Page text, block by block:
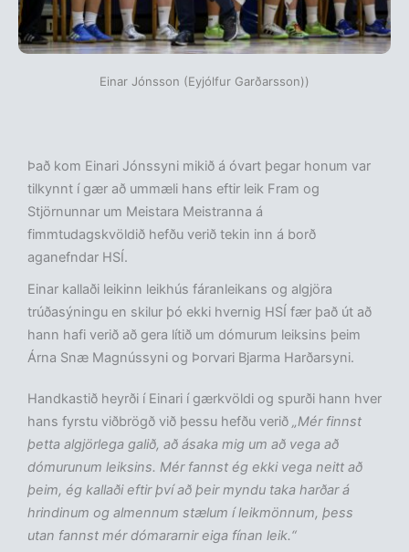
Einar Jónsson (Eyjólfur Garðarsson))
Það kom Einari Jónssyni mikið á óvart þegar honum var
tilkynnt í gær að ummæli hans eftir leik Fram og
Stjörnunnar um Meistara Meistranna á
fimmtudagskvöldið hefðu verið tekin inn á borð
aganefndar HSÍ.
Einar kallaði leikinn leikhús fáranleikans og algjöra
trúðasýningu en skilur þó ekki hvernig HSÍ fær það út að
hann hafi verið að gera lítið um dómurum leiksins þeim
Árna Snæ Magnússyni og Þorvari Bjarma Harðarsyni.
Handkastið heyrði í Einari í gærkvöldi og spurði hann hver
hans fyrstu viðbrögð við þessu hefðu verið „Mér finnst
þetta algjörlega galið, að ásaka mig um að vega að
dómurunum leiksins. Mér fannst ég ekki vega neitt að
þeim, ég kallaði eftir því að þeir myndu taka harðar á
hrindinum og almennum stælum í leikmönnum, þess
utan fannst mér dómararnir eiga fínan leik.“